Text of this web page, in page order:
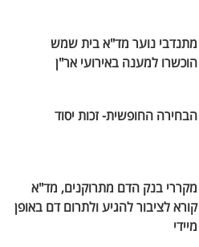
מתנדבי נוער מד"א בית שמש
הוכשרו למענה באירועי אר"ן
הבחירה החופשית- זכות יסוד
מקררי בנק הדם מתרוקנים, מד"א
קורא לציבור להגיע ולתרום דם באופן
מיידי